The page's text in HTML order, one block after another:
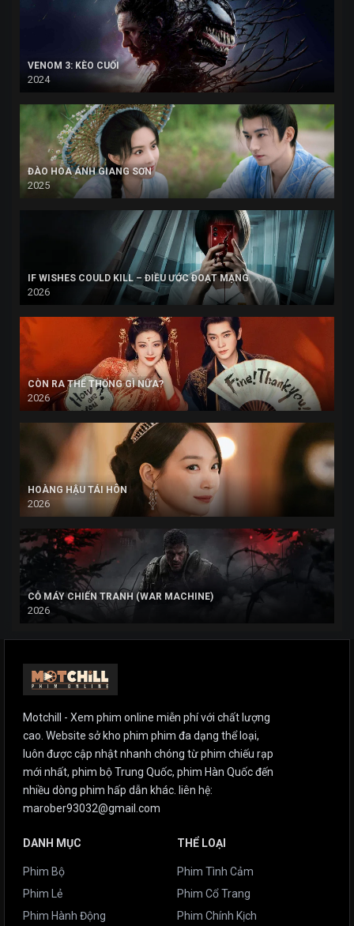
VENOM 3: KÈO CUỐI
2024
ĐÀO HOA ÁNH GIANG SƠN
2025
IF WISHES COULD KILL – ĐIỀU ƯỚC ĐOẠT MẠNG
2026
CÒN RA THỂ THỐNG GÌ NỮA?
2026
HOÀNG HẬU TÁI HÔN
2026
CỖ MÁY CHIẾN TRANH (WAR MACHINE)
2026
Motchill - Xem phim online miễn phí với chất lượng
cao. Website sở kho phim phim đa dạng thể loại,
luôn được cập nhật nhanh chóng từ phim chiếu rạp
mới nhất, phim bộ Trung Quốc, phim Hàn Quốc đến
nhiều dòng phim hấp dẫn khác. liên hệ:
marober93032@gmail.com
DANH MỤC
Phim Bộ
Phim Lẻ
Phim Hành Động
THỂ LOẠI
Phim Tình Cảm
Phim Cổ Trang
Phim Chính Kịch